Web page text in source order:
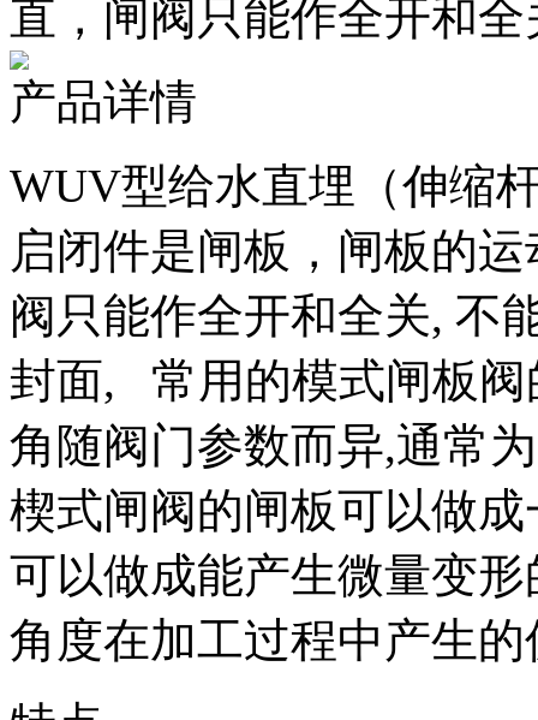
直，闸阀只能作全开和
产品详情
WUV型给水直埋（伸缩
启闭件是闸板，闸板的
阀只能作全开和全关, 不
封面, 常用的模式闸板阀
角随阀门参数而异,通常
楔式闸阀的闸板可以做
可以做成能产生微量变
角度在加工过程中产生